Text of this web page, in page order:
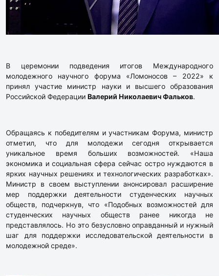
В церемонии подведения итогов Международного
молодежного научного форума «Ломоносов – 2022» к
принял участие министр науки и высшего образования
Российской Федерации Валерий Николаевич Фальков.
Обращаясь к победителям и участникам Форума, министр
отметил, что для молодежи сегодня открывается
уникальное время больших возможностей. «Наша
экономика и социальная сфера сейчас остро нуждаются в
ярких научных решениях и технологических разработках».
Министр в своем выступлении анонсировал расширение
мер поддержки деятельности студенческих научных
обществ, подчеркнув, что «Подобных возможностей для
студенческих научных обществ ранее никогда не
представлялось. Но это безусловно оправданный и нужный
шаг для поддержки исследовательской деятельности в
молодежной среде».